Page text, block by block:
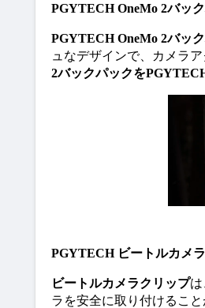
PGYTECH OneMo 2バッ
PGYTECH OneMo 2バッ
ュなデザインで、カメラ
2バックパックを
PGYTECH ビートルカメ
ビートルカメラクリップは
ラを安全に取り付けるこ